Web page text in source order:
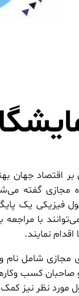
بر اقتصاد جهان
گفته
فیزیکی یک
می‌توانند با
نمایند.
مجازی شامل نام
و صاحبان کسب‌
نظر نیز